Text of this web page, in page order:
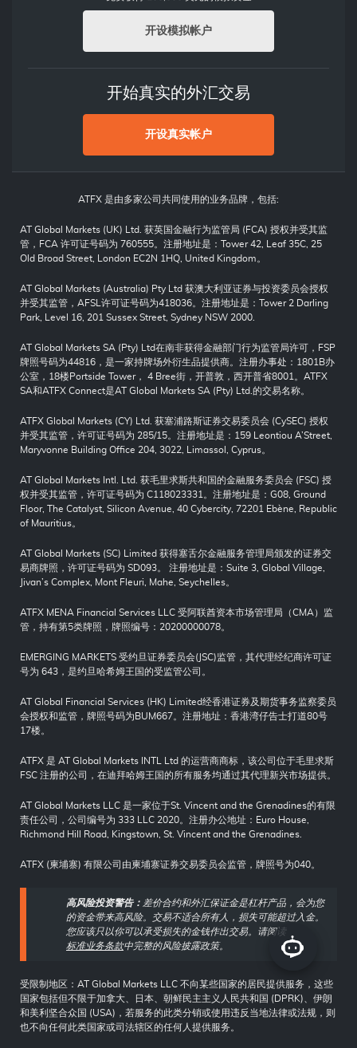
开设模拟帐户
开始真实的外汇交易
开设真实帐户
ATFX 是由多家公司共同使用的业务品牌，包括:
AT Global Markets (UK) Ltd. 获英国金融行为监管局 (FCA) 授权并受其监
管，FCA 许可证号码为 760555。注册地址是：Tower 42, Leaf 35C, 25
Old Broad Street, London EC2N 1HQ, United Kingdom。
AT Global Markets (Australia) Pty Ltd 获澳大利亚证券与投资委员会授权
并受其监管，AFSL许可证号码为418036。注册地址是：Tower 2 Darling
Park, Level 16, 201 Sussex Street, Sydney NSW 2000.
AT Global Markets SA (Pty) Ltd在南非获得金融部门行为监管局许可，FSP
牌照号码为44816，是一家持牌场外衍生品提供商。注册办事处：1801B办
公室，18楼Portside Tower， 4 Bree街，开普敦，西开普省8001。ATFX
SA和ATFX Connect是AT Global Markets SA (Pty) Ltd.的交易名称。
ATFX Global Markets (CY) Ltd. 获塞浦路斯证券交易委员会 (CySEC) 授权
并受其监管，许可证号码为 285/15。注册地址是：159 Leontiou A’Street,
Maryvonne Building Office 204, 3022, Limassol, Cyprus。
AT Global Markets Intl. Ltd. 获毛里求斯共和国的金融服务委员会 (FSC) 授
权并受其监管，许可证号码为 C118023331。注册地址是：G08, Ground
Floor, The Catalyst, Silicon Avenue, 40 Cybercity, 72201 Ebène, Republic
of Mauritius。
AT Global Markets (SC) Limited 获得塞舌尔金融服务管理局颁发的证券交
易商牌照，许可证号码为 SD093。 注册地址是：Suite 3, Global Village,
Jivan’s Complex, Mont Fleuri, Mahe, Seychelles。
ATFX MENA Financial Services LLC 受阿联酋资本市场管理局（CMA）监
管，持有第5类牌照，牌照编号：20200000078。
EMERGING MARKETS 受约旦证券委员会(JSC)监管，其代理经纪商许可证
号为 643，是约旦哈希姆王国的受监管公司。
AT Global Financial Services (HK) Limited经香港证券及期货事务监察委员
会授权和监管，牌照号码为BUM667。注册地址：香港湾仔告士打道80号
17楼。
ATFX 是 AT Global Markets INTL Ltd 的运营商商标，该公司位于毛里求斯
FSC 注册的公司，在迪拜哈姆王国的所有服务均通过其代理新兴市场提供。
AT Global Markets LLC 是一家位于St. Vincent and the Grenadines的有限
责任公司，公司编号为 333 LLC 2020。注册办公地址：Euro House,
Richmond Hill Road, Kingstown, St. Vincent and the Grenadines.
ATFX (柬埔寨) 有限公司由柬埔寨证券交易委员会监管，牌照号为040。
高风险投资警告： 差价合约和外汇保证金是杠杆产品，会为您
的资金带来高风险。交易不适合所有人，损失可能超过入金。
您应该只以你可以承受损失的金钱作出交易。请阅读
标准业务条款中完整的风险披露政策。
受限制地区：AT Global Markets LLC 不向某些国家的居民提供服务，这些
国家包括但不限于加拿大、日本、朝鲜民主主义人民共和国 (DPRK)、伊朗
和美利坚合众国 (USA)，若服务的此类分销或使用违反当地法律或法规，则
也不向任何此类国家或司法辖区的任何人提供服务。